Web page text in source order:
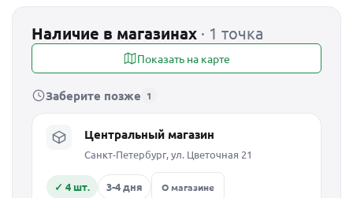
Наличие в магазинах · 1 точка
Показать на карте
Заберите позже 1
Центральный магазин
Санкт-Петербург, ул. Цветочная 21
✓ 4 шт. 3-4 дня О магазине